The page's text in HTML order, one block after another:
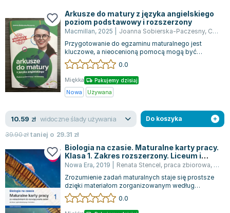
Arkusze do matury z języka angielskiego
poziom podstawowy i rozszerzony
Macmillan, 2025 Joanna Sobierska-Paczesny, Catherine Bright
Przygotowanie do egzaminu maturalnego jest
kluczowe, a nieocenioną pomocą mogą być
specjalistyczne arkusze egzaminacyjne. Bestsell...
0.0
Miękka Pakujemy dzisiaj
Nowa Używana
10.59 zł widoczne ślady używania
39.90złtaniej o 29.31 zł
Do koszyka
Biologia na czasie. Maturalne karty pracy.
Klasa 1. Zakres rozszerzony. Liceum i
technikum
Nowa Era, 2019 Renata Stencel, praca zbiorowa,
Zrozumienie zadań maturalnych staje się prostsze
dzięki materiałom zorganizowanym według
rozdziałów i tematów podręcznika, co poma...
0.0